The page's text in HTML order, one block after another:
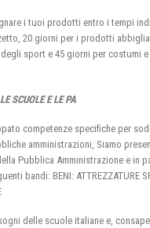
i tuoi prodotti entro i tempi
20 giorni per i prodotti
sport e 45 giorni per costumi
SCUOLE E LE PA
competenze specifiche per
amministrazioni, Siamo
Pubblica Amministrazione e in
bandi: BENI: ATTREZZATURE
delle scuole italiane e,